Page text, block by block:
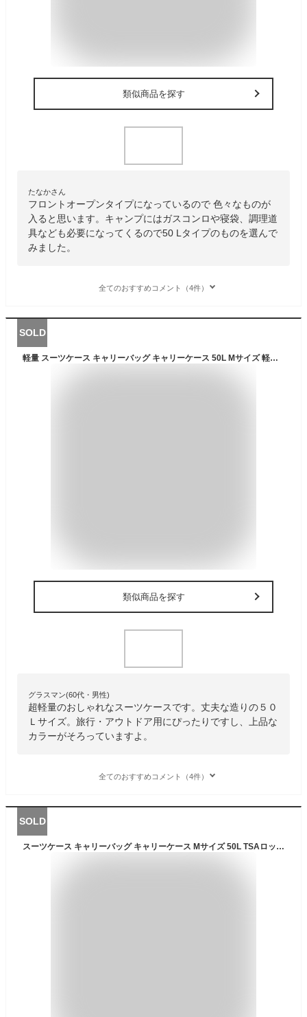
類似商品を探す
たなかさん
フロントオープンタイプになっているので 色々なものが
入ると思います。キャンプにはガスコンロや寝袋、調理道
具なども必要になってくるので50 Lタイプのものを選んで
みました。
全てのおすすめコメント（4件）
SOLD
軽量 スーツケース キャリーバッグ キャリーケース 50L Mサイズ 軽い 丈夫 ファスナー ハード TSAロック 超軽量 3泊 4泊 5泊 22インチ 出張 男性 女性 女子旅 妊婦 出産 ピンク ブルー ブラック SiiiN+Light S19-C-304
類似商品を探す
グラスマン(60代・男性)
超軽量のおしゃれなスーツケースです。丈夫な造りの５０
Ｌサイズ。旅行・アウトドア用にぴったりですし、上品な
カラーがそろっていますよ。
全てのおすすめコメント（4件）
SOLD
スーツケース キャリーバッグ キャリーケース Mサイズ 50L TSAロック付 4輪 ダブルキャスター 超軽量 中型 鏡面加工 光沢 4〜6泊 ###ケース227-M###